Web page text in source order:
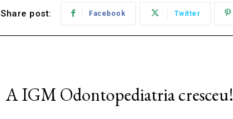
Share post: Facebook Twitter
A IGM Odontopediatria cresceu!